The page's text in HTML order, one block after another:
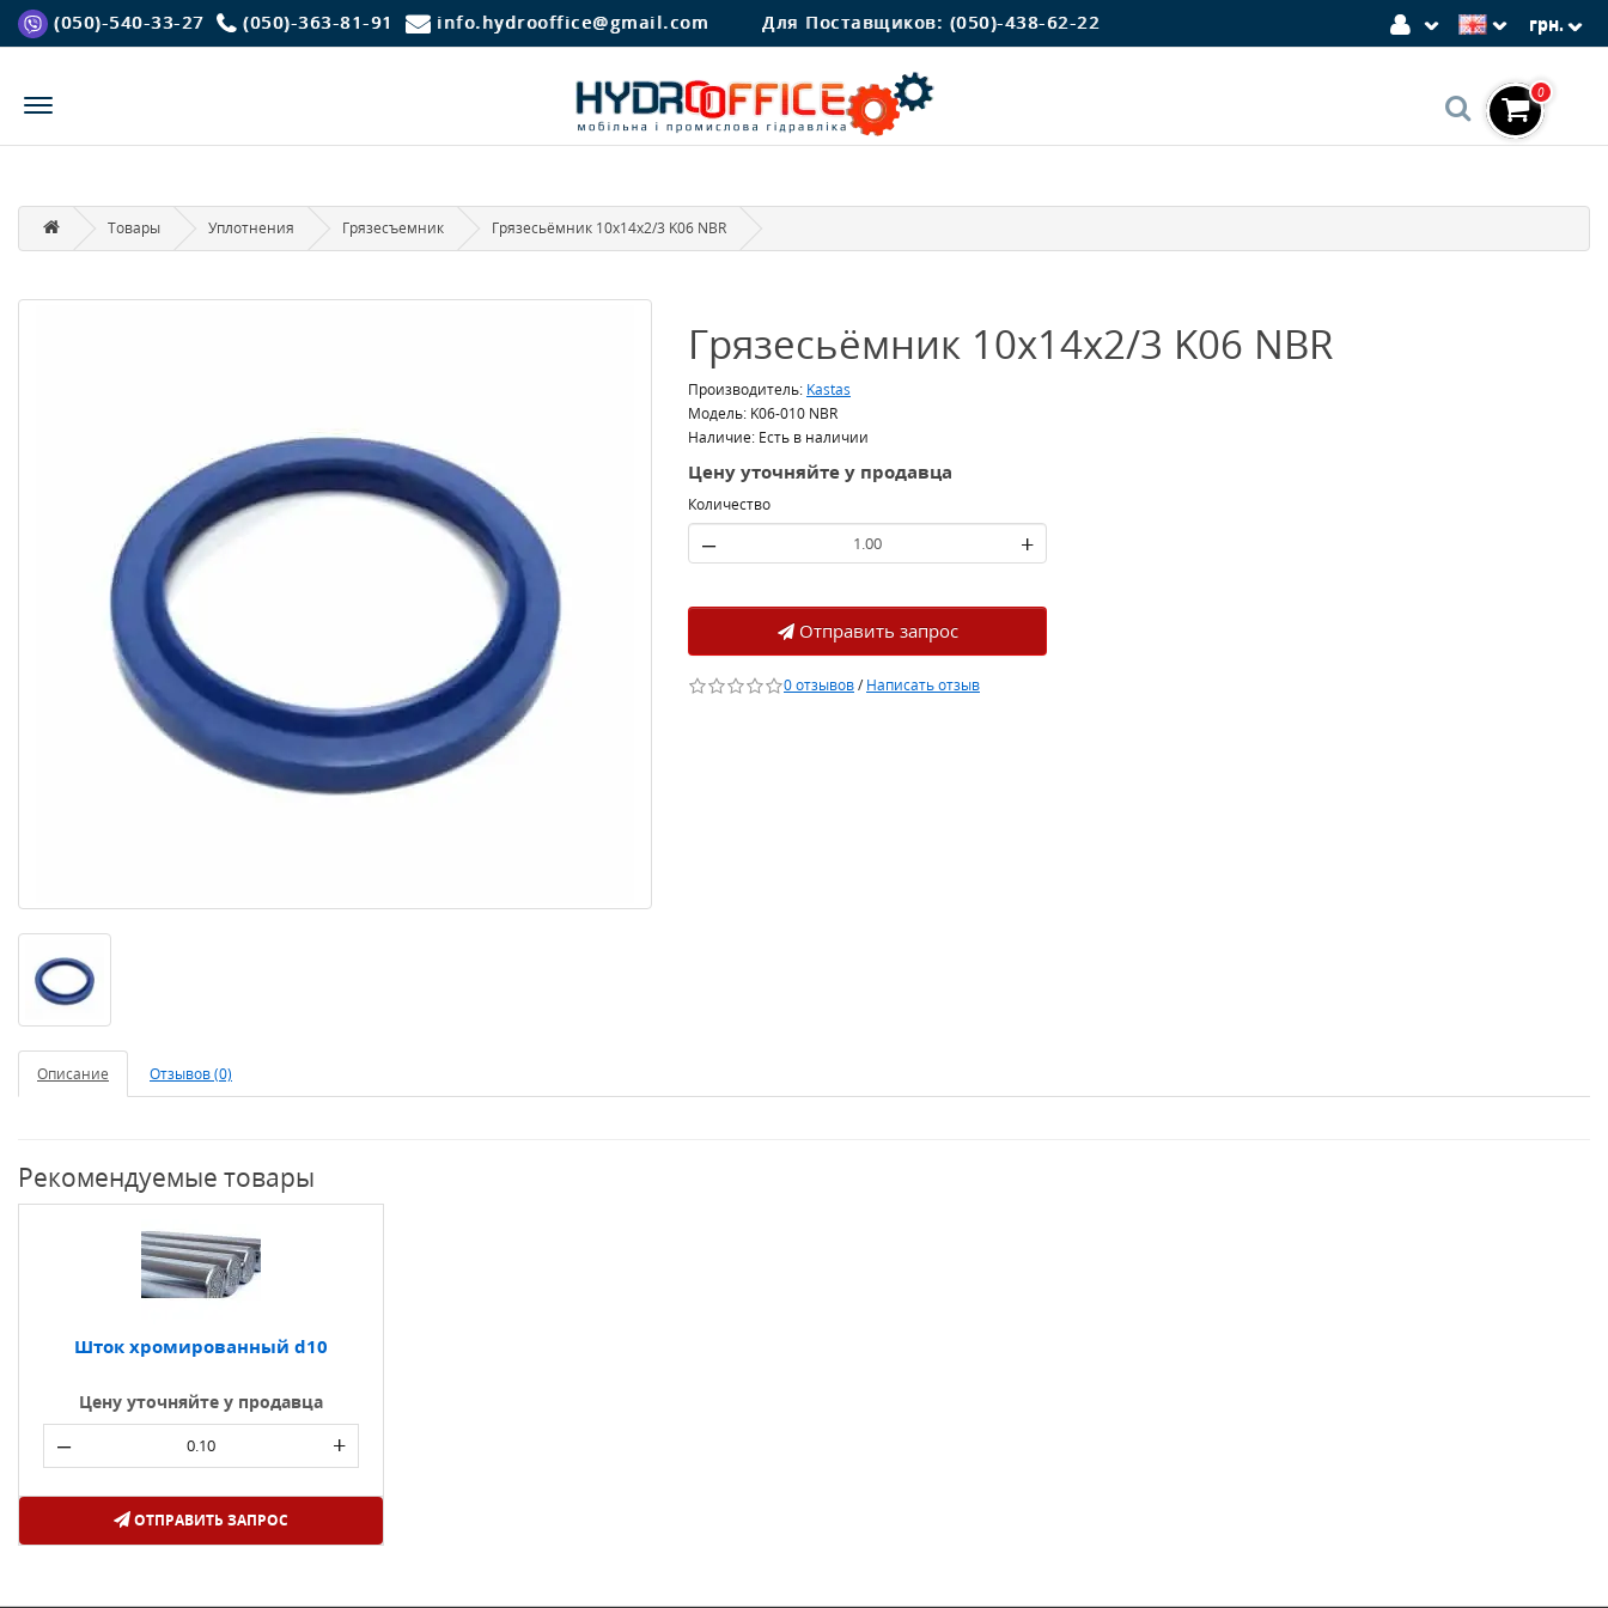
(050)-540-33-27 (050)-363-81-91 info.hydrooffice@gmail.com Для Поставщиков: (050)-438-62-22 грн.
0
Товары Уплотнения Грязесъемник Грязесьёмник 10x14x2/3 K06 NBR
Грязесьёмник 10x14x2/3 K06 NBR
Производитель: Kastas
Модель: K06-010 NBR
Наличие: Есть в наличии
Цену уточняйте у продавца
Количество
– +
Отправить запрос
0 отзывов/Написать отзыв
Описание Отзывов (0)
Рекомендуемые товары
Шток хромированный d10
Цену уточняйте у продавца
– +
ОТПРАВИТЬ ЗАПРОС